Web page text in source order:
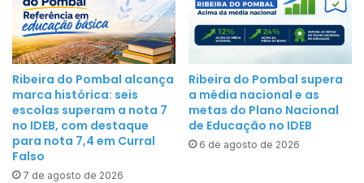
o
r
n
a
d
a
P
e
p
a
i
s
d
e
R
Ribeira do Pombal alcança
marca histórica: seis
escolas superam a nota 7
no IDEB, com destaque
para nota 7,4 em Curral
Falso
7 de agosto de 2026
Ribeira do Pombal supera
a média nacional e as
metas do Plano Nacional
de Educação no IDEB
6 de agosto de 2026